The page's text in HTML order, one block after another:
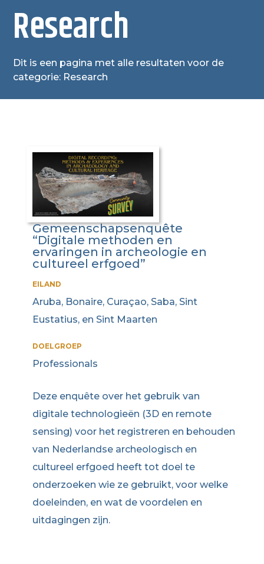
Research
Dit is een pagina met alle resultaten voor de
categorie: Research
Gemeenschapsenquête
“Digitale methoden en
ervaringen in archeologie en
cultureel erfgoed”
EILAND
Aruba, Bonaire, Curaçao, Saba, Sint
Eustatius, en Sint Maarten
DOELGROEP
Professionals
Deze enquête over het gebruik van
digitale technologieën (3D en remote
sensing) voor het registreren en behouden
van Nederlandse archeologisch en
cultureel erfgoed heeft tot doel te
onderzoeken wie ze gebruikt, voor welke
doeleinden, en wat de voordelen en
uitdagingen zijn.